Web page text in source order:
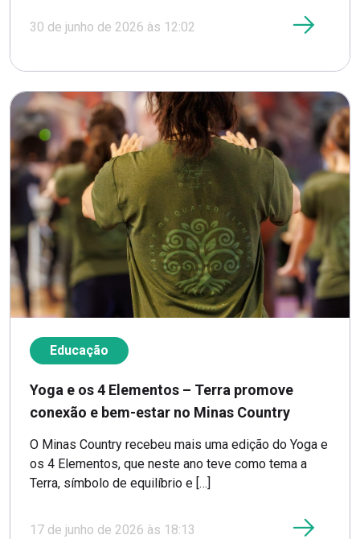
30 de junho de 2026 às 12:02
Educação
Yoga e os 4 Elementos – Terra promove
conexão e bem-estar no Minas Country
O Minas Country recebeu mais uma edição do Yoga e
os 4 Elementos, que neste ano teve como tema a
Terra, símbolo de equilíbrio e […]
17 de junho de 2026 às 18:13